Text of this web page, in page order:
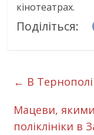
кінотеатрах.
Поділіться:
← В
Мацеви, якими
поліклініки в